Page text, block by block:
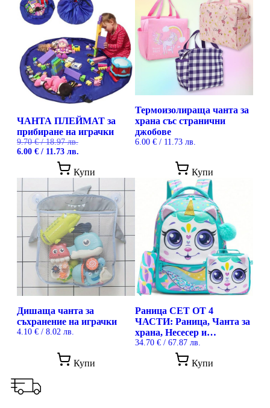
ЧАНТА ПЛЕЙМАТ за
прибиране на играчки
9.70€/ 18.97 лв.
Original
9.70 €
/
18.97 лв..
6.00 € / 11.73 лв.
е:
6.00 €
/
11.73 лв..
Купи
Термоизолираща чанта за
храна със странични
джобове
6.00 € / 11.73 лв.
Купи
Дишаща чанта за
съхранение на играчки
4.10 € / 8.02 лв.
Купи
Раница СЕТ ОТ 4
ЧАСТИ: Раница, Чанта за
храна, Несесер и
Ключодържател
34.70 € / 67.87 лв.
Купи